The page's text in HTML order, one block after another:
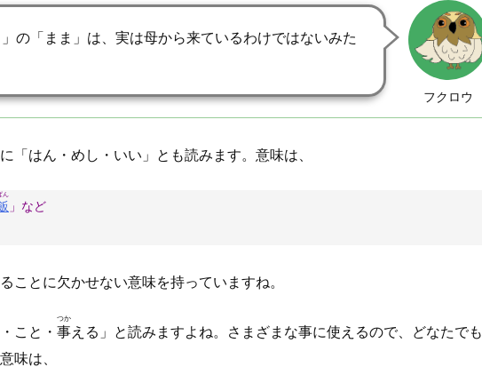
フクロウ
の「まま」は、実は母から来ているわけではないみた
「はん・めし・いい」とも読みます。意味は、
ん
」など
ことに欠かせない意味を持っていますね。
こと・ 事
つか
える」と読みますよね。さまざまな事に使えるので、どなたでも
味は、